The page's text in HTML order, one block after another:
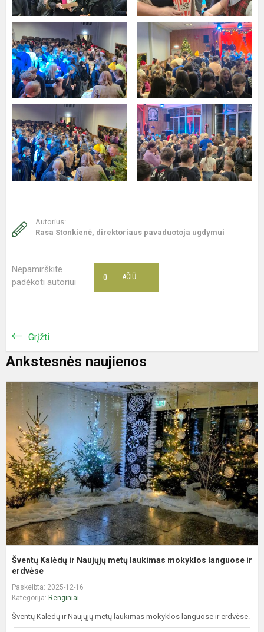
Autorius:
Rasa Stonkienė, direktoriaus pavaduotoja ugdymui
Nepamirškite
padėkoti autoriui
AČIŪ
0
Grįžti
Ankstesnės naujienos
Šventų Kalėdų ir Naujųjų metų laukimas mokyklos languose ir
erdvėse
Paskelbta: 2025-12-16
Kategorija: Renginiai
Šventų Kalėdų ir Naujųjų metų laukimas mokyklos languose ir erdvėse.